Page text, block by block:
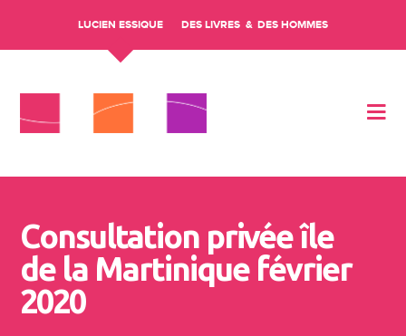
LUCIEN ESSIQUE DES LIVRES DES HOMMES
Consultation privée île
de la Martinique février
2020